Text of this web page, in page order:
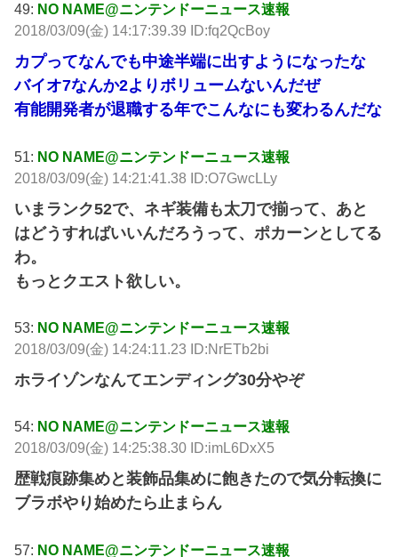
49: NO NAME@ニンテンドーニュース速報
2018/03/09(金) 14:17:39.39 ID:fq2QcBoy
カプってなんでも中途半端に出すようになったな
バイオ7なんか2よりボリュームないんだぜ
有能開発者が退職する年でこんなにも変わるんだな
51: NO NAME@ニンテンドーニュース速報
2018/03/09(金) 14:21:41.38 ID:O7GwcLLy
いまランク52で、ネギ装備も太刀で揃って、あと
はどうすればいいんだろうって、ポカーンとしてる
わ。
もっとクエスト欲しい。
53: NO NAME@ニンテンドーニュース速報
2018/03/09(金) 14:24:11.23 ID:NrETb2bi
ホライゾンなんてエンディング30分やぞ
54: NO NAME@ニンテンドーニュース速報
2018/03/09(金) 14:25:38.30 ID:imL6DxX5
歴戦痕跡集めと装飾品集めに飽きたので気分転換に
ブラボやり始めたら止まらん
57: NO NAME@ニンテンドーニュース速報